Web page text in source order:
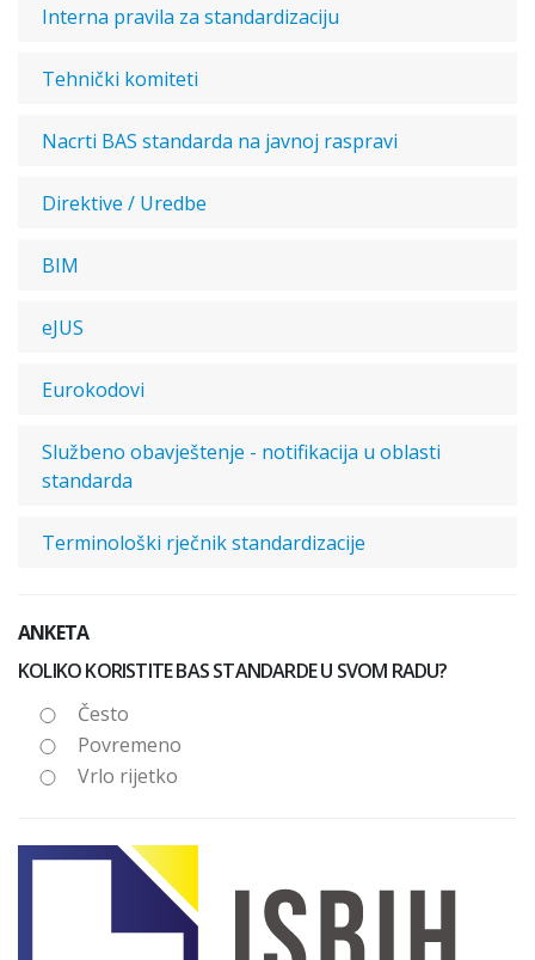
Interna pravila za standardizaciju
Tehnički komiteti
Nacrti BAS standarda na javnoj raspravi
Direktive / Uredbe
BIM
eJUS
Eurokodovi
Službeno obavještenje - notifikacija u oblasti
standarda
Terminološki rječnik standardizacije
ANKETA
KOLIKO KORISTITE BAS STANDARDE U SVOM RADU?
Često
Povremeno
Vrlo rijetko